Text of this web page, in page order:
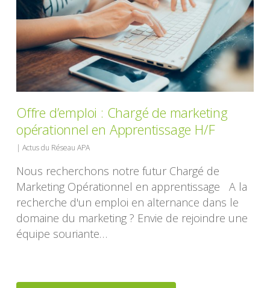
Offre d’emploi : Chargé de marketing
opérationnel en Apprentissage H/F
|Actus du Réseau APA
Nous recherchons notre futur Chargé de
Marketing Opérationnel en apprentissage A la
recherche d'un emploi en alternance dans le
domaine du marketing ? Envie de rejoindre une
équipe souriante…